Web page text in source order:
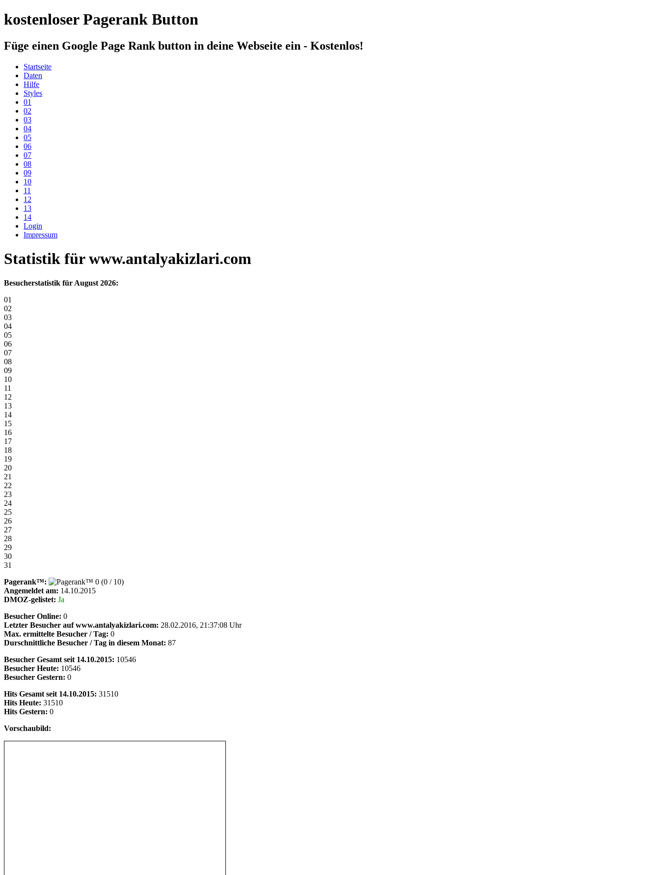
kostenloser Pagerank Button
Füge einen Google Page Rank button in deine Webseite ein - Kostenlos!
Startseite
Daten
Hilfe
Styles
01
02
03
04
05
06
07
08
09
10
11
12
13
14
Login
Impressum
Statistik für www.antalyakizlari.com
Besucherstatistik für August 2026:
01
02
03
04
05
06
07
08
09
10
11
12
13
14
15
16
17
18
19
20
21
22
23
24
25
26
27
28
29
30
31
Pagerank™:
(0 / 10)
Angemeldet am: 14.10.2015
DMOZ-gelistet: Ja
Besucher Online: 0
Letzter Besucher auf www.antalyakizlari.com: 28.02.2016, 21:37:08 Uhr
Max. ermittelte Besucher / Tag: 0
Durschnittliche Besucher / Tag in diesem Monat: 87
Besucher Gesamt seit 14.10.2015: 10546
Besucher Heute: 10546
Besucher Gestern: 0
Hits Gesamt seit 14.10.2015: 31510
Hits Heute: 31510
Hits Gestern: 0
Vorschaubild: